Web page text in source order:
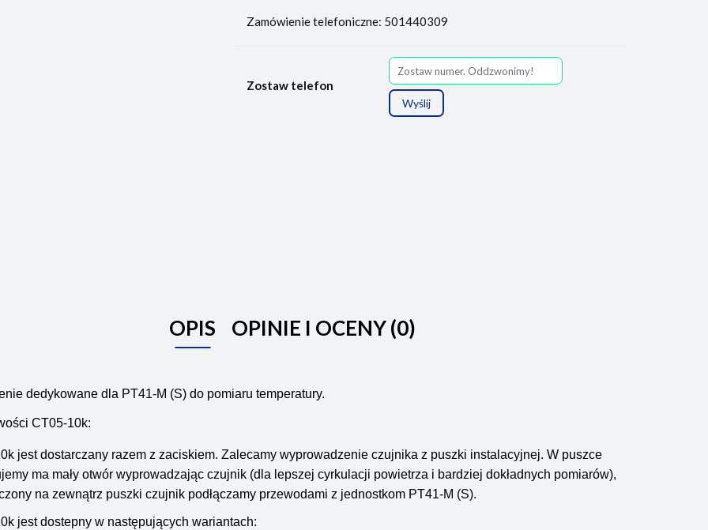
Zamówienie telefoniczne: 501440309
Zostaw telefon
Wyślij
OPIS OPINIE I OCENY (0)
dedykowane dla PT41-M (S) do pomiaru temperatury.
CT05-10k:
jest dostarczany razem z zaciskiem. Zalecamy wyprowadzenie czujnika z puszki instalacyjnej. W puszce
ma mały otwór wyprowadzając czujnik (dla lepszej cyrkulacji powietrza i bardziej dokładnych pomiarów),
na zewnątrz puszki czujnik podłączamy przewodami z jednostkom PT41-M (S).
jest dostepny w następujących wariantach: